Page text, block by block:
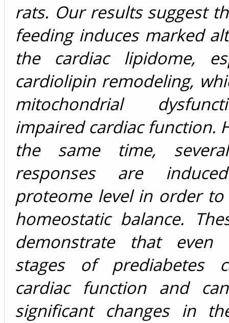
rats. Our results suggest
feeding induces marked
the cardiac lipidome,
cardiolipin remodeling,
mitochondrial
impaired cardiac function.
the same time,
responses are
proteome level in order
homeostatic balance.
demonstrate that even
stages of prediabetes
cardiac function and
significant changes in